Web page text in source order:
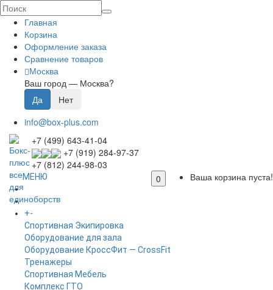
Главная
Корзина
Оформление заказа
Сравнение товаров
Москва
Ваш город — Москва?
info@box-plus.com
+7 (499) 643-41-04
+7 (919) 284-97-37
+7 (812) 244-98-03
0
Ваша корзина пуста!
МЕНЮ
+-
Спортивная Экипировка
Оборудование для зала
Оборудование КроссФит — CrossFit
Тренажеры
Спортивная Мебель
Комплекс ГТО